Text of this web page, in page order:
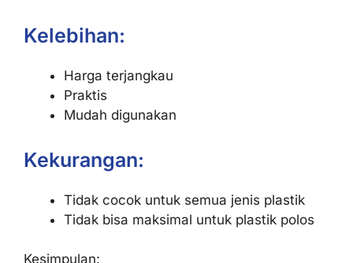
Kelebihan:
Harga terjangkau
Praktis
Mudah digunakan
Kekurangan:
Tidak cocok untuk semua jenis plastik
Tidak bisa maksimal untuk plastik polos
Kesimpulan: